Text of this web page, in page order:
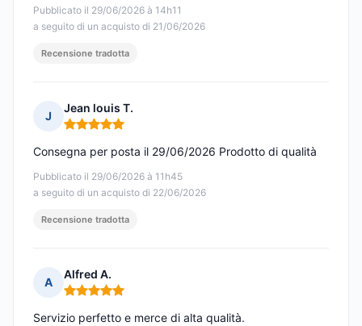
Pubblicato il 29/06/2026 à 14h11
a seguito di un acquisto di 21/06/2026
Recensione tradotta
J
Jean louis T.
Nota: 5 su 5
Pubblicato il 29/06/2026 à 11h45
a seguito di un acquisto di 22/06/2026
Consegna per posta il 29/06/2026 Prodotto di qualità
Recensione tradotta
A
Alfred A.
Nota: 5 su 5
Servizio perfetto e merce di alta qualità.